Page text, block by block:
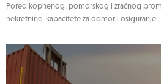
Pored kopnenog, pomorskog i zračnog
nekretnine, kapacitete za odmor i osiguranje.